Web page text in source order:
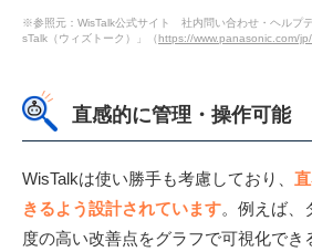
※参照元：WisTalk公式サイト 社内問い合わせ・ヘルプ
sTalk（ウィズトーク）」（https://www.panasonic.com/
直感的に管理・操作可能
WisTalkは使い勝手も考慮しており、
きるよう設計されています。例えば、
度の高い改善点をグラフで可視化でき